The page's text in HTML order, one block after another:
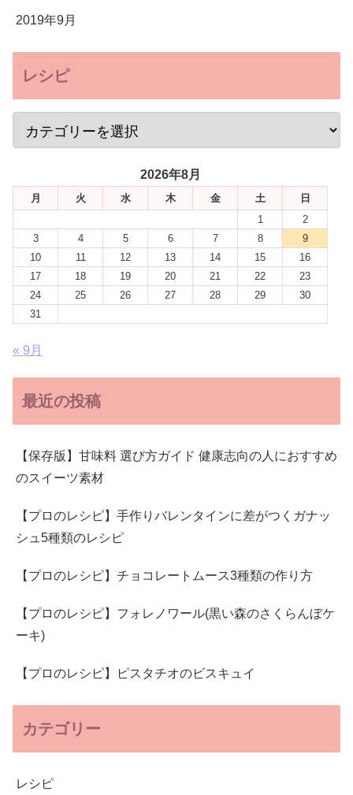
2019年9月
レシピ
2026年8月
月 火 水 木 金 土
日
1
2
3
4 5 6 7 8
9
10
11 12 13 14 15
16
17
18 19 20 21 22
23
24
25 26 27 28 29
30
31
« 9月
最近の投稿
【保存版】甘味料 選び方ガイド 健康志向の人におすすめ
のスイーツ素材
【プロのレシピ】手作りバレンタインに差がつくガナッ
シュ5種類のレシピ
【プロのレシピ】チョコレートムース3種類の作り方
【プロのレシピ】フォレノワール(黒い森のさくらんぼケ
ーキ)
【プロのレシピ】ピスタチオのビスキュイ
カテゴリー
レシピ